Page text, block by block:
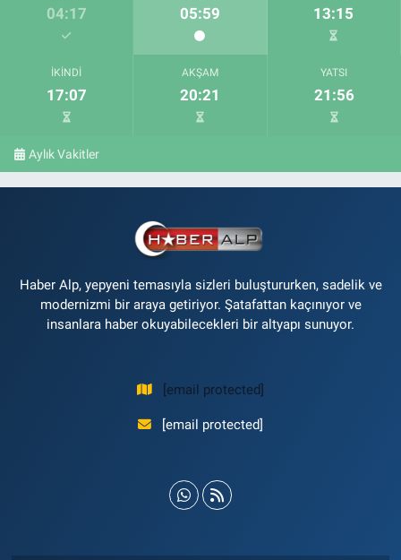
04:17 05:59 13:15
İKINDI
17:07
AKŞAM
20:21
YATSI
21:56
Aylık Vakitler
Haber Alp, yepyeni temasıyla sizleri buluştururken, sadelik ve
modernizmi bir araya getiriyor. Şatafattan kaçınıyor ve
insanlara haber okuyabilecekleri bir altyapı sunuyor.
[email protected]
[email protected]